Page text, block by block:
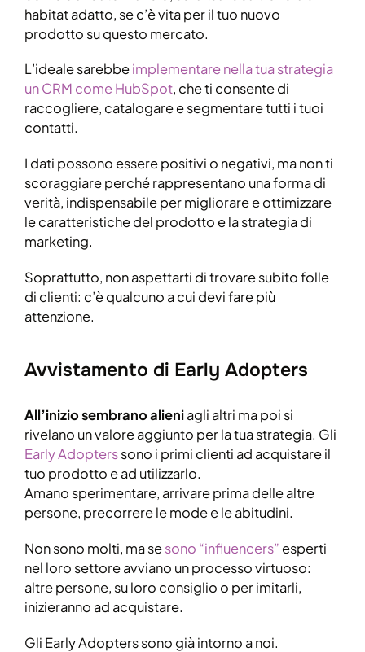
habitat adatto, se c’è vita per il tuo nuovo
prodotto su questo mercato.
L’ideale sarebbeimplementare nella tua strategia
un CRM come HubSpot, che ti consente di
raccogliere, catalogare e segmentare tutti i tuoi
contatti.
I dati possono essere positivi o negativi, ma non ti
scoraggiare perché rappresentano una forma di
verità, indispensabile per migliorare e ottimizzare
le caratteristiche del prodotto e la strategia di
marketing.
Soprattutto, non aspettarti di trovare subito folle
di clienti: c’è qualcuno a cui devi fare più
attenzione.
Avvistamento di Early Adopters
All’inizio sembrano alieniagli altri ma poi si
rivelano un valore aggiunto per la tua strategia. Gli
Early Adopterssono i primi clienti ad acquistare il
tuo prodotto e ad utilizzarlo.
Amano sperimentare, arrivare prima delle altre
persone, precorrere le mode e le abitudini.
Non sono molti, ma sesono “influencers” esperti
nel loro settore avviano un processo virtuoso:
altre persone, su loro consiglio o per imitarli,
inizieranno ad acquistare.
Gli Early Adopters sono già intorno a noi.